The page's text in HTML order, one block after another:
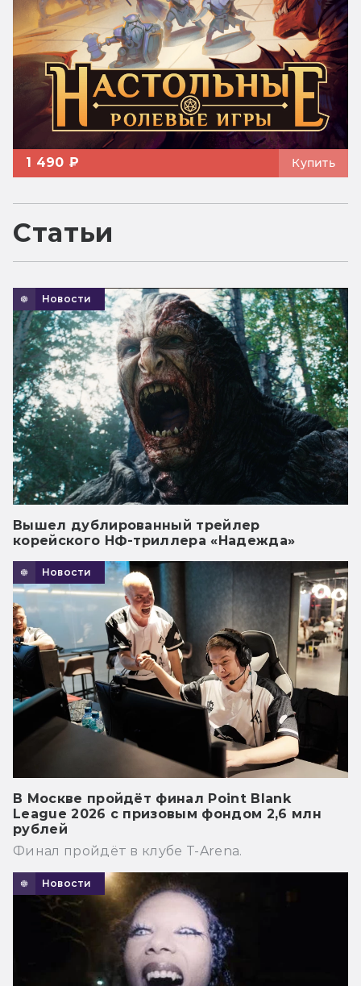
1 490 ₽ Купить
Статьи
Новости
Вышел дублированный трейлер
корейского НФ-триллера «Надежда»
Новости
В Москве пройдёт финал Point Blank
League 2026 с призовым фондом 2,6 млн
рублей
Финал пройдёт в клубе T-Arena.
Новости